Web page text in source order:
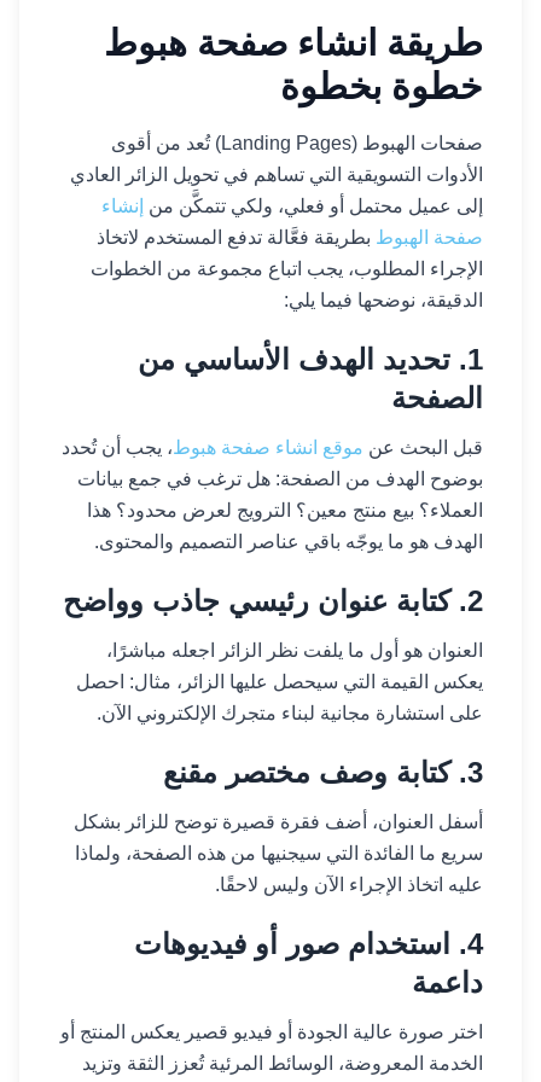
طريقة انشاء صفحة هبوط
خطوة بخطوة
صفحات الهبوط (Landing Pages) تُعد من أقوى
الأدوات التسويقية التي تساهم في تحويل الزائر العادي
إلى عميل محتمل أو فعلي، ولكي تتمكَّن من إنشاء
صفحة الهبوط بطريقة فعَّالة تدفع المستخدم لاتخاذ
الإجراء المطلوب، يجب اتباع مجموعة من الخطوات
الدقيقة، نوضحها فيما يلي:
1. تحديد الهدف الأساسي من
الصفحة
قبل البحث عن موقع انشاء صفحة هبوط، يجب أن تُحدد
بوضوح الهدف من الصفحة: هل ترغب في جمع بيانات
العملاء؟ بيع منتج معين؟ الترويج لعرض محدود؟ هذا
الهدف هو ما يوجّه باقي عناصر التصميم والمحتوى.
2. كتابة عنوان رئيسي جاذب وواضح
العنوان هو أول ما يلفت نظر الزائر اجعله مباشرًا،
يعكس القيمة التي سيحصل عليها الزائر، مثال: احصل
على استشارة مجانية لبناء متجرك الإلكتروني الآن.
3. كتابة وصف مختصر مقنع
أسفل العنوان، أضف فقرة قصيرة توضح للزائر بشكل
سريع ما الفائدة التي سيجنيها من هذه الصفحة، ولماذا
عليه اتخاذ الإجراء الآن وليس لاحقًا.
4. استخدام صور أو فيديوهات
داعمة
اختر صورة عالية الجودة أو فيديو قصير يعكس المنتج أو
الخدمة المعروضة، الوسائط المرئية تُعزز الثقة وتزيد